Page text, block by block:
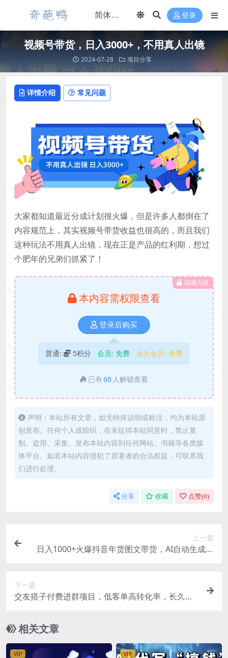
登录
视频号带货，日入3000+，不用真人出镜
2024-07-28 项目分享
详情介绍 常见问题
大家都知道最近分成计划很火爆，但是许多人都倒在了
内容规范上，其实视频号带货收益也很高的，而且我们
这种玩法不用真人出镜，现在正是产品的红利期，想过
个肥年的兄弟们抓紧了！
隐藏内容
本内容需权限查看
登录后购买
普通: 5积分 会员: 免费 永久会员: 免费
已有60 人解锁查看
声明：本站所有文章，如无特殊说明或标注，均为本站原
创发布。任何个人或组织，在未征得本站同意时，禁止复
制、盗用、采集、发布本站内容到任何网站、书籍等各类媒
体平台。如若本站内容侵犯了原著者的合法权益，可联系我
们进行处理。
分享 收藏 点赞(0)
上一篇
日入1000+火爆抖音年货图文带货，AI自动生成自
下一篇
交友搭子付费进群项目，低客单高转化率，长久稳
相关文章
VIP VIP